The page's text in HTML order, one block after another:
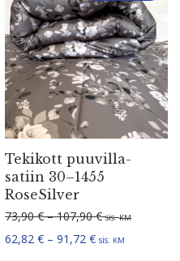
73,90 € kuni 107,90 €
€ kuni 91,72 €
Tekikott puuvil­la­
satiin 30–1455
RoseSilver
73,90€ – 107,90€ sis.KM
62,82 € – 91,72 €Hinna­va­hemik:
sis. KM